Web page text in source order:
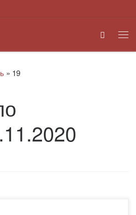
Search
» 19